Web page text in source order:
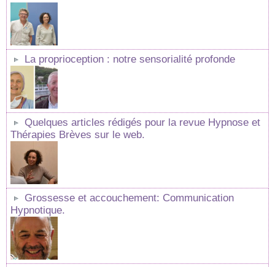
La proprioception : notre sensorialité profonde
Quelques articles rédigés pour la revue Hypnose et
Thérapies Brèves sur le web.
Grossesse et accouchement: Communication
Hypnotique.